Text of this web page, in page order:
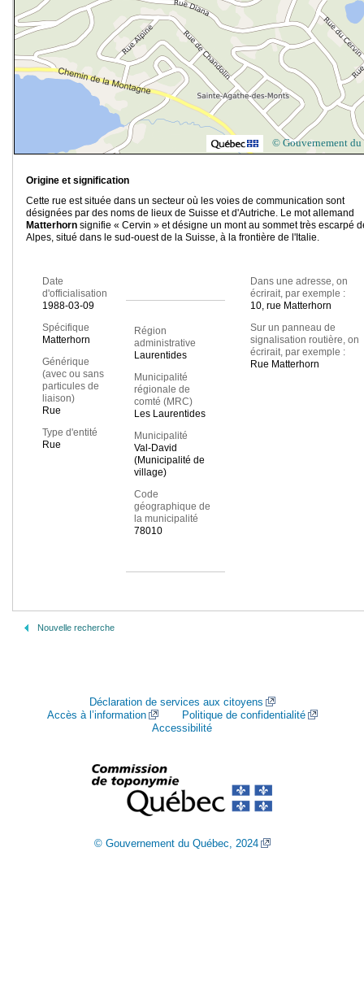
© Gouvernement du
Origine et signification
Cette rue est située dans un secteur où les voies de communication sont
désignées par des noms de lieux de Suisse et d'Autriche. Le mot allemand
Matterhorn signifie « Cervin » et désigne un mont au sommet très escarpé
Alpes, situé dans le sud-ouest de la Suisse, à la frontière de l'Italie.
Date
d'officialisation
1988-03-09
Spécifique
Matterhorn
Générique
(avec ou sans
particules de
liaison)
Rue
Type d'entité
Rue
Région
administrative
Laurentides
Municipalité
régionale de
comté (MRC)
Les Laurentides
Municipalité
Val-David
(Municipalité de
village)
Code
géographique de
la municipalité
78010
Dans une adresse, on
écrirait, par exemple :
10, rue Matterhorn
Sur un panneau de
signalisation routière, on
écrirait, par exemple :
Rue Matterhorn
Nouvelle recherche
Déclaration de services aux citoyens
Accès à l’information
Politique de confidentialité
Accessibilité
© Gouvernement du Québec, 2024